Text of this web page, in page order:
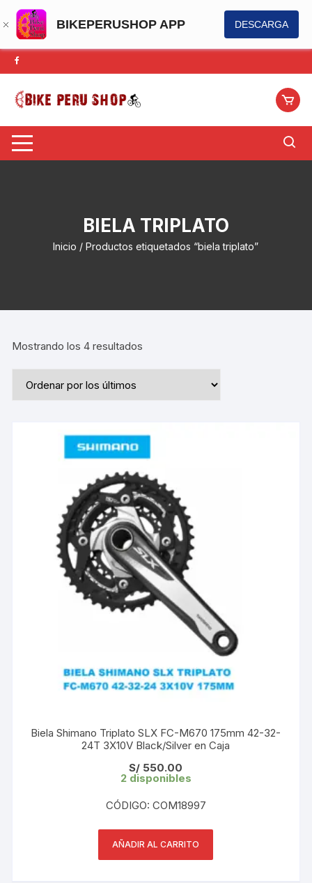
BIKEPERUSHOP APP DESCARGA
Saltar
al
contenido
BIELA TRIPLATO
Inicio / Productos etiquetados “biela triplato”
Mostrando los 4 resultados
Biela Shimano Triplato SLX FC-M670 175mm 42-32-
24T 3X10V Black/Silver en Caja
S/ 550.00
2 disponibles
CÓDIGO: COM18997
AÑADIR AL CARRITO